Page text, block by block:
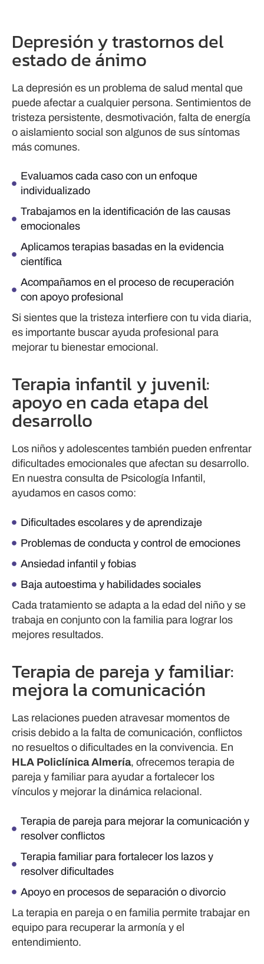
Depresión y trastornos del
estado de ánimo
La depresión es un problema de salud mental que
puede afectar a cualquier persona. Sentimientos de
tristeza persistente, desmotivación, falta de energía
o aislamiento social son algunos de sus síntomas
más comunes.
Evaluamos cada caso con un enfoque
individualizado
Trabajamos en la identificación de las causas
emocionales
Aplicamos terapias basadas en la evidencia
científica
Acompañamos en el proceso de recuperación
con apoyo profesional
Si sientes que la tristeza interfiere con tu vida diaria,
es importante buscar ayuda profesional para
mejorar tu bienestar emocional.
Terapia infantil y juvenil:
apoyo en cada etapa del
desarrollo
Los niños y adolescentes también pueden enfrentar
dificultades emocionales que afectan su desarrollo.
En nuestra consulta de Psicología Infantil,
ayudamos en casos como:
Dificultades escolares y de aprendizaje
Problemas de conducta y control de emociones
Ansiedad infantil y fobias
Baja autoestima y habilidades sociales
Cada tratamiento se adapta a la edad del niño y se
trabaja en conjunto con la familia para lograr los
mejores resultados.
Terapia de pareja y familiar:
mejora la comunicación
Las relaciones pueden atravesar momentos de
crisis debido a la falta de comunicación, conflictos
no resueltos o dificultades en la convivencia. En
HLA Policlínica Almería, ofrecemos terapia de
pareja y familiar para ayudar a fortalecer los
vínculos y mejorar la dinámica relacional.
Terapia de pareja para mejorar la comunicación y
resolver conflictos
Terapia familiar para fortalecer los lazos y
resolver dificultades
Apoyo en procesos de separación o divorcio
La terapia en pareja o en familia permite trabajar en
equipo para recuperar la armonía y el
entendimiento.